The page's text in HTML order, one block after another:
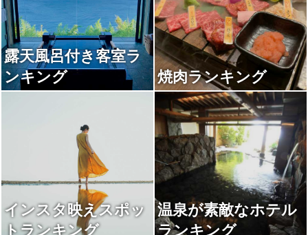
露天風呂付き客室ラ
ンキング
焼肉ランキング
インスタ映えスポッ
トランキング
温泉が素敵なホテル
ランキング